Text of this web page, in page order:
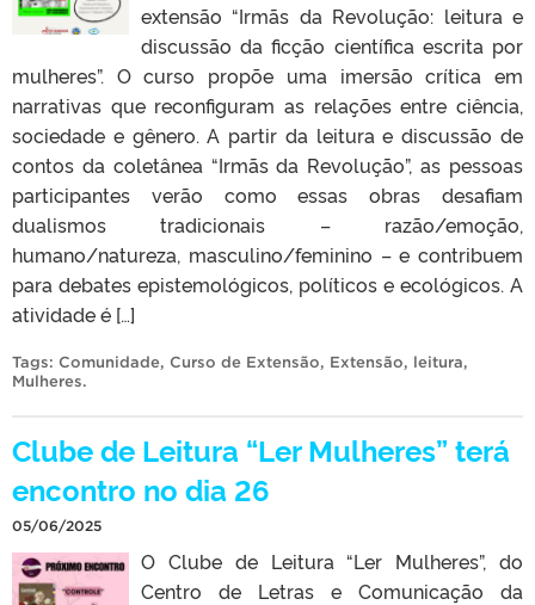
extensão “Irmãs da Revolução: leitura e
discussão da ficção científica escrita por
mulheres”. O curso propõe uma imersão crítica em
narrativas que reconfiguram as relações entre ciência,
sociedade e gênero. A partir da leitura e discussão de
contos da coletânea “Irmãs da Revolução”, as pessoas
participantes verão como essas obras desafiam
dualismos tradicionais – razão/emoção,
humano/natureza, masculino/feminino – e contribuem
para debates epistemológicos, políticos e ecológicos. A
atividade é […]
Tags: Comunidade, Curso de Extensão, Extensão, leitura,
Mulheres.
Clube de Leitura “Ler Mulheres” terá
encontro no dia 26
05/06/2025
O Clube de Leitura “Ler Mulheres”, do
Centro de Letras e Comunicação da